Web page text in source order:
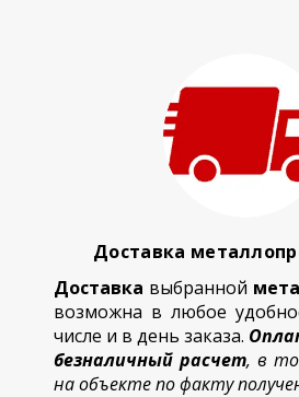
Доставка
Доставка выбранной
возможна в любое
числе и в день заказа.
безналичный расчет, в
на объекте по факту